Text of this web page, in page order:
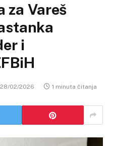
za Vareš
i
28/02/2026 1 minuta čitanja